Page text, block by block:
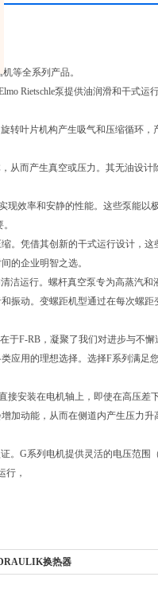
机等全系列产品。
Rietschle泵提供油润滑和干式运
转叶片机构产生吸气和压缩循环
从而产生真空或压力。其无油设
现效率和安静的性能。这些泵能
。凭借其创新的干式运行设计，
的企业明智之选。
洁运行。螺杆真空泵专为高蒸汽
振动。变螺距机型通过在每次螺
于F-RB，凝聚了我们对进步与不
应用的理想选择。选择F系列满足
接安装在电机轴上，即使在高压差
加动能，从而在侧道内产生压力
。G系列电机提供灵活的电压范围
行，
换热器